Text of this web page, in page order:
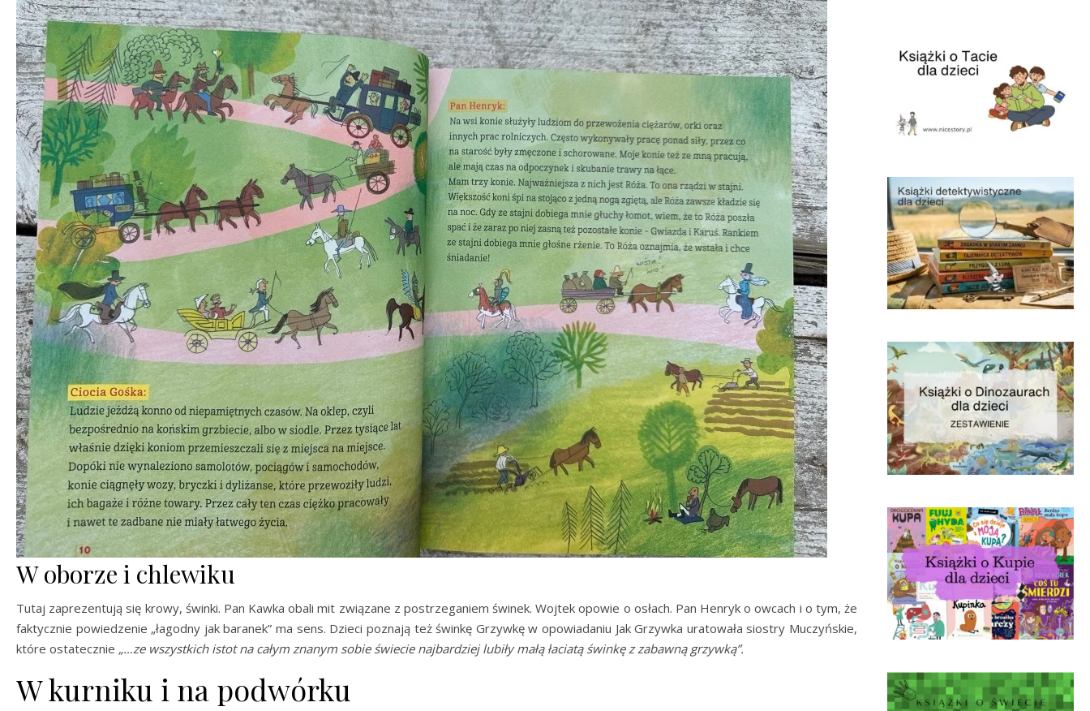
W oborze i chlewiku
Tutaj zaprezentują się krowy, świnki. Pan Kawka obali mit związane z postrzeganiem świnek. Wojtek opowie o osłach. Pan Henryk o owcach i o tym, że
faktycznie powiedzenie „łagodny jak baranek” ma sens. Dzieci poznają też świnkę Grzywkę w opowiadaniu Jak Grzywka uratowała siostry Muczyńskie,
które ostatecznie „…ze wszystkich istot na całym znanym sobie świecie najbardziej lubiły małą łaciatą świnkę z zabawną grzywką”.
W kurniku i na podwórku